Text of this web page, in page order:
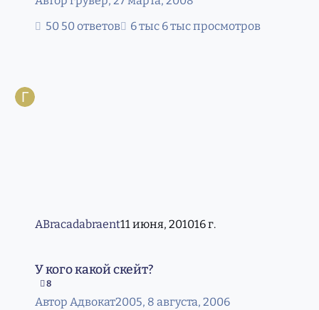
50 ответов
6 тыс просмотров
ABracadabraent11 июня, 201016 г.
У кого какой скейт?
8
Автор Адвокат2005, 8 августа, 2006